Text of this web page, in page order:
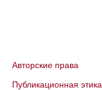
Авторские права
Публикационная этика